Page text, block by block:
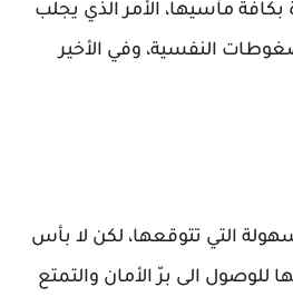
مآسيها، الأمر الذي يجلب
النفسية، وفي الأخير
التي تتوقعها، لكن لا بأس
للوصول الى برّ الأمان والتمتع